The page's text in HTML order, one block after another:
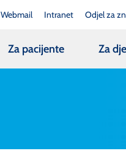
Webmail Intranet Odjel za
Za pacijente Za